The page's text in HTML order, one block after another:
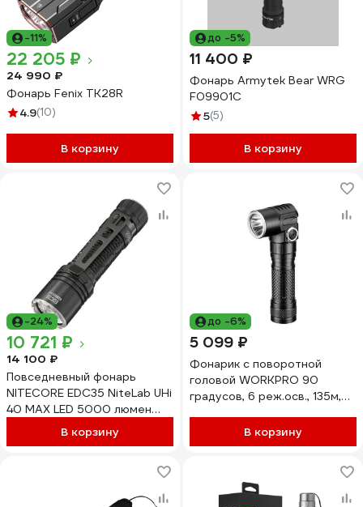
-11%
22 205 ₽
24 990 ₽
Фонарь Fenix TK28R
4.9(10)
В корзину
до -5%
11 400 ₽
Фонарь Armytek Bear WRG
F09901C
5(5)
В корзину
-24%
10 721 ₽
14 100 ₽
Повседневный фонарь
NITECORE EDC35 NiteLab UHi
40 MAX LED 5000 люмен
550 метров 90 часов
NL2160 (21700 6000 мАч)
В корзину
до -6%
5 099 ₽
Фонарик с поворотной
головой WORKPRO 90
градусов, 6 реж.осв., 135м,
зарядка USB-TYPE C,
алюминиевый WP351007
В корзину